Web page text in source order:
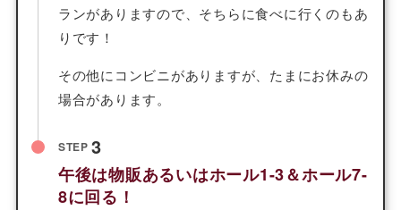
ランがありますので、そちらに食べに行くのもあ
りです！
その他にコンビニがありますが、たまにお休みの
場合があります。
STEP 3
午後は物販あるいはホール1-3＆ホール7-
8に回る！